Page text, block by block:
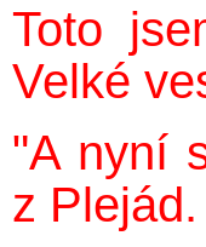
Toto
Velké
"A nyní
z Plejád.